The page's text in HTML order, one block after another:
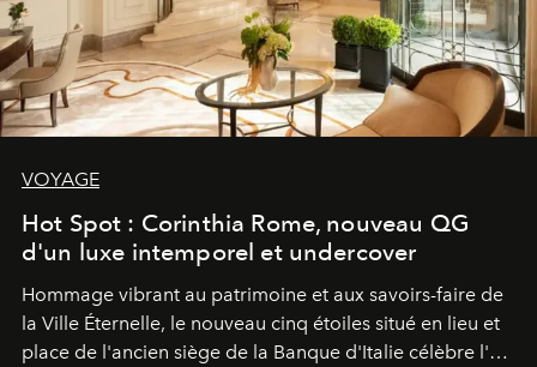
VOYAGE
Hot Spot : Corinthia Rome, nouveau QG
d'un luxe intemporel et undercover
Hommage vibrant au patrimoine et aux savoirs-faire de
la Ville Éternelle, le nouveau cinq étoiles situé en lieu et
place de l'ancien siège de la Banque d'Italie célèbre l'art